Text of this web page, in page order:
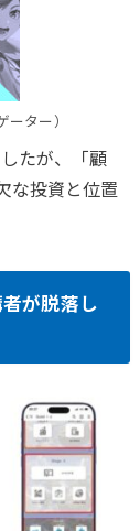
ター）
たが、「顧
な投資と位置
が脱落し